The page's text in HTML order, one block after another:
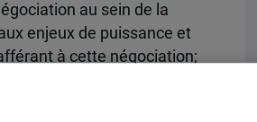
au sein de la
enjeux de puissance et
à cette négociation;
et aux complémentarités